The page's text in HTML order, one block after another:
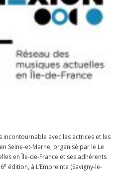
incontournable avec les actrices et les
Seine-et-Marne, organisé par le Le
en Île-de-France et ses adhérents
e édition, à L’Empreinte (Savigny-le-